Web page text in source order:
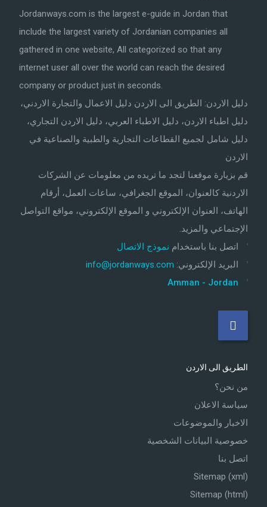
Jordanways.com is the largest e-guide in Jordan that
include the largest variety of Jordanian companies all
gathered in one website, All categorized so that any
internet user all over the world can reach the desired
company or product just in seconds.
دليل الاردن: الطريق الى الاردن دليل الاعمال والتجارة الاردني،
دليل اطباء الاردن، دليل الاطباء العربي، دليل الاردن التجاري،
دليل شامل لجميع القطاعات التجارية والطبية والصناعية في
الاردن
قم بزيارة موقعنا لتجد ما تريده من معلومات عن الشركات
الاردنية كالعنوان، الموقع الجغرافي، ساعات العمل، أرقام
الهاتف، العنوان الإلكتروني و الموقع الإلكتروني، مواقع التواصل
الإجتماعي والمزيد.
اتصل بنا باستخدام نموذج الاتصال
البريد الإلكتروني:
info@jordanways.com
Amman - Jordan
الطريق الى الاردن
من نحن؟
سياسة الاعلان
الاخبار والموضوعات
خصوصية البيانات الشخصية
اتصل بنا
Sitemap (xml)
Sitemap (html)